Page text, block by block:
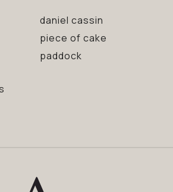
daniel cassin
piece of cake
paddock